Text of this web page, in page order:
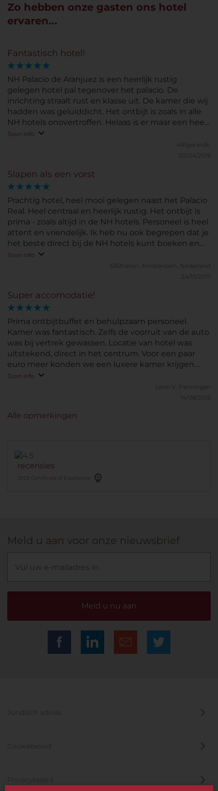
Zo hebben onze gasten ons hotel
ervaren...
Fantastisch hotel!
NH Palacio de Aranjuez is een heerlijk rustig
gelegen hotel pal tegenover het palacio. De
inrichting straalt rust en klasse uit. De kamer die wij
hadden was geluiddicht. Het ontbijt is zoals in alle
NH hotels onovertroffen. Helaas is er maar een heel
klein restaurant, met overigens prima keuzes.
Toon info
481gerardk.
02/04/2019
Slapen als een vorst
Prachtig hotel, heel mooi gelegen naast het Palacio
Real. Heel centraal en heerlijk rustig. Het ontbijt is
prima - zoals altijd in de NH hotels. Personeel is heel
attent en vriendelijk. Ik heb nu ook begrepen dat je
het beste direct bij de NH hotels kunt boeken en
Toon info
636fransn. Amsterdam, Nederland
24/10/2017
Super accomodatie!
Prima ontbijtbuffet en behulpzaam personeel.
Kamer was fantastisch. Zelfs de voorruit van de auto
was bij vertrek gewassen. Locatie van hotel was
uitstekend, direct in het centrum. Voor een paar
euro meer konden we een luxere kamer krijgen.
Dat was een speciale aanbieding waar we graag van
Toon info
Leon V.
Panningen
14/08/2015
recensies
2025 Certificate of Excellence
Alle opmerkingen
Meld u aan voor onze nieuwsbrief
Meld u nu aan
Privacybeleid